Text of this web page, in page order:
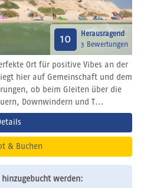
10
Herausragend
3 Bewertungen
Ort für positive Vibes an der
hier auf Gemeinschaft und dem
ob beim Gleiten über die
Downwindern und T...
& Buchen
hinzugebucht werden: